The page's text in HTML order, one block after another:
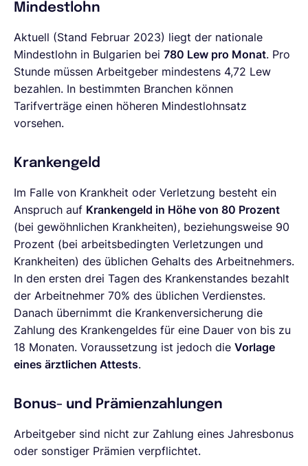
Mindestlohn
Aktuell (Stand Februar 2023) liegt der nationale
Mindestlohn in Bulgarien bei 780 Lew pro Monat. Pro
Stunde müssen Arbeitgeber mindestens 4,72 Lew
bezahlen. In bestimmten Branchen können
Tarifverträge einen höheren Mindestlohnsatz
vorsehen.
Krankengeld
Im Falle von Krankheit oder Verletzung besteht ein
Anspruch auf Krankengeld in Höhe von 80 Prozent
(bei gewöhnlichen Krankheiten), beziehungsweise 90
Prozent (bei arbeitsbedingten Verletzungen und
Krankheiten) des üblichen Gehalts des Arbeitnehmers.
In den ersten drei Tagen des Krankenstandes bezahlt
der Arbeitnehmer 70% des üblichen Verdienstes.
Danach übernimmt die Krankenversicherung die
Zahlung des Krankengeldes für eine Dauer von bis zu
18 Monaten. Voraussetzung ist jedoch die Vorlage
eines ärztlichen Attests.
Bonus- und Prämienzahlungen
Arbeitgeber sind nicht zur Zahlung eines Jahresbonus
oder sonstiger Prämien verpflichtet.